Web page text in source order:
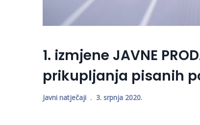
1. izmjene JAVNE
prikupljanja pisanih
Javni natječaji 3. srpnja 2020.